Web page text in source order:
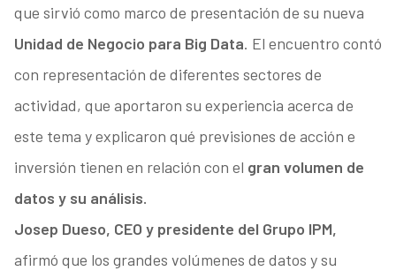
que sirvió como marco de presentación de su nueva
Unidad de Negocio para Big Data. El encuentro contó
con representación de diferentes sectores de
actividad, que aportaron su experiencia acerca de
este tema y explicaron qué previsiones de acción e
inversión tienen en relación con el gran volumen de
datos y su análisis.
Josep Dueso, CEO y presidente del Grupo IPM,
afirmó que los grandes volúmenes de datos y su